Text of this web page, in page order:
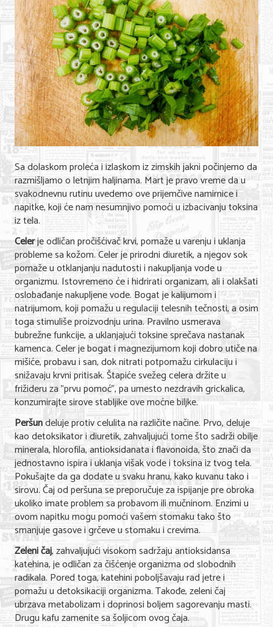
Shopping
Sve za venčanje
Sve za decu
Gastronomija
Kuća i bašta
Zdravlje i medicina
Sport i rekreacija
Hobi i razonoda
ADRESAR
Posao
Usluge
Nega lica i tela
Shopping
Sve za venčanje
Sve za decu
Kuća i bašta
Gastronomija
Sport i rekreacija
Zdravlje i medicina
Hobi i razonoda
UPIS FIRMI
MARKETING
KONTAKT
O NAMA
Sa dolaskom proleća i izlaskom iz zimskih jakni počinjemo da
razmišljamo o letnjim haljinama. Mart je pravo vreme da u
svakodnevnu rutinu uvedemo ove prijemčive namirnice i
napitke, koji će nam nesumnjivo pomoći u izbacivanju toksina
iz tela.
Celerje odličan pročišćivač krvi, pomaže u varenju i uklanja
probleme sa kožom. Celer je prirodni diuretik, a njegov sok
pomaže u otklanjanju nadutosti i nakupljanja vode u
organizmu. Istovremeno će i hidrirati organizam, ali i olakšati
oslobađanje nakupljene vode. Bogat je kalijumom i
natrijumom, koji pomažu u regulaciji telesnih tečnosti, a osim
toga stimuliše proizvodnju urina. Pravilno usmerava
bubrežne funkcije, a uklanjajući toksine sprečava nastanak
kamenca. Celer je bogat i magnezijumom koji dobro utiče na
mišiće, probavu i san, dok nitrati potpomažu cirkulaciju i
snižavaju krvni pritisak. Štapiće svežeg celera držite u
frižideru za "prvu pomoć", pa umesto nezdravih grickalica,
konzumirajte sirove stabljike ove moćne biljke.
Peršundeluje protiv celulita na različite načine. Prvo, deluje
kao detoksikator i diuretik, zahvaljujući tome što sadrži obilje
minerala, hlorofila, antioksidanata i flavonoida, što znači da
jednostavno ispira i uklanja višak vode i toksina iz tvog tela.
Pokušajte da ga dodate u svaku hranu, kako kuvanu tako i
sirovu. Čaj od peršuna se preporučuje za ispijanje pre obroka
ukoliko imate problem sa probavom ili mučninom. Enzimi u
ovom napitku mogu pomoći vašem stomaku tako što
smanjuje gasove i grčeve u stomaku i crevima.
Zeleni čaj, zahvaljujući visokom sadržaju antioksidansa
katehina, je odličan za čišćenje organizma od slobodnih
radikala. Pored toga, katehini poboljšavaju rad jetre i
pomažu u detoksikaciji organizma. Takođe, zeleni čaj
ubrzava metabolizam i doprinosi boljem sagorevanju masti.
Drugu kafu zamenite sa šoljicom ovog čaja.